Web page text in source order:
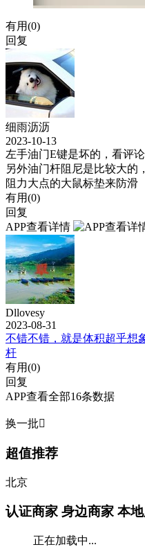
有用(0)
回复
细雨沥沥
2023-10-13
左手油门E键是坏的，看评
另外油门杆阻尼是比较大的
阻力大点的大鼠标垫来防滑
有用(0)
回复
APP查看详情
Dllovesy
2023-08-31
不错不错，就是体积超乎想
杆
有用(0)
回复
APP查看全部16条数据
换一批
超值推荐
北京
认证商家 身边商家 本
正在加载中...